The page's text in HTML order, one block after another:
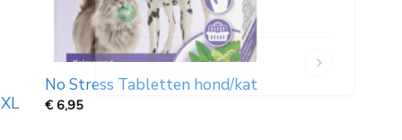
No Stress Tabletten hond/kat
€ 6,95